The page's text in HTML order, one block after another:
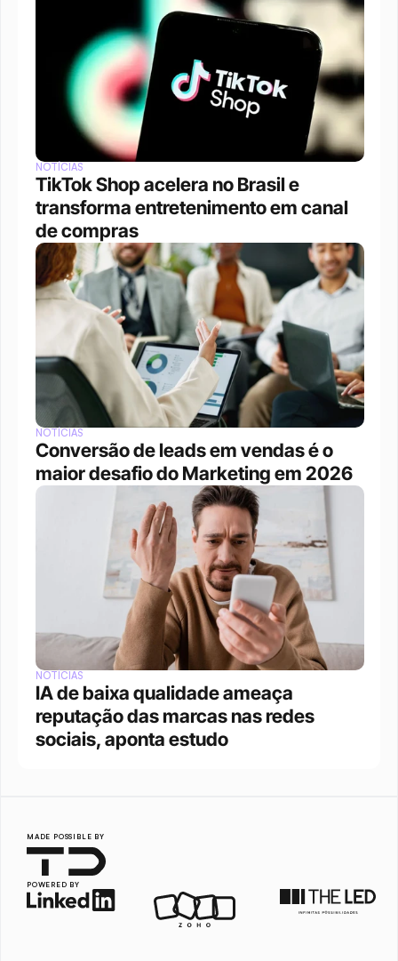
NOTÍCIAS
TikTok Shop acelera no Brasil e
transforma entretenimento em canal
de compras
NOTÍCIAS
Conversão de leads em vendas é o
maior desafio do Marketing em 2026
NOTÍCIAS
IA de baixa qualidade ameaça
reputação das marcas nas redes
sociais, aponta estudo
MADE POSSIBLE BY
POWERED BY